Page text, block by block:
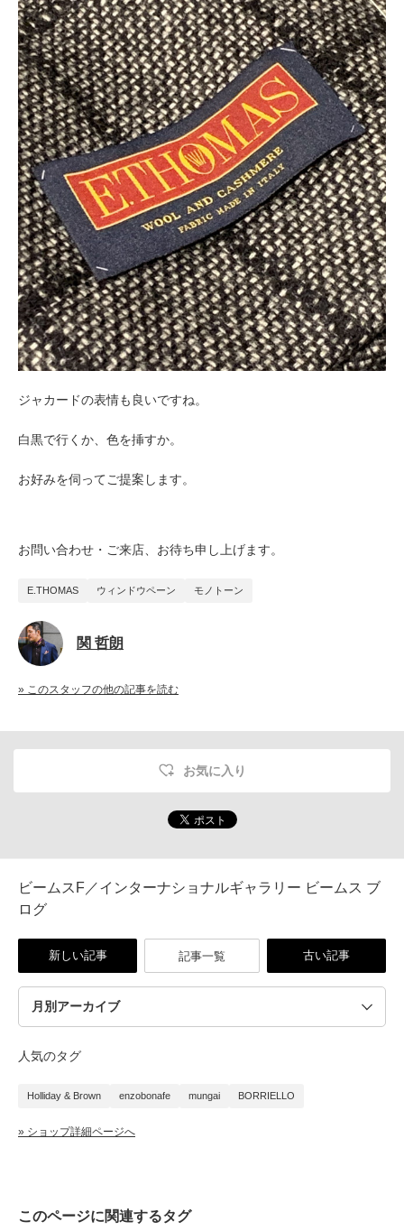
ジャカードの表情も良いですね。
白黒で行くか、色を挿すか。
お好みを伺ってご提案します。
お問い合わせ・ご来店、お待ち申し上げます。
E.THOMAS ウィンドウペーン モノトーン
関 哲朗
» このスタッフの他の記事を読む
お気に入り
ビームスF／インターナショナルギャラリー ビームス ブ
ログ
新しい記事 記事一覧 古い記事
人気のタグ
Holliday & Brown enzobonafe mungai BORRIELLO
» ショップ詳細ページへ
このページに関連するタグ